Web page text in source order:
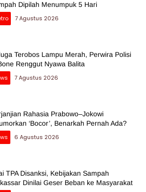
Dipilah Menumpuk 5 Hari
7 Agustus 2026
Terobos Lampu Merah, Perwira Polisi
Renggut Nyawa Balita
7 Agustus 2026
Rahasia Prabowo–Jokowi
‘Bocor’, Benarkah Pernah Ada?
6 Agustus 2026
TPA Disanksi, Kebijakan Sampah
Dinilai Geser Beban ke Masyarakat